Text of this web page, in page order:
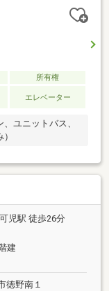
所有権
エレベーター
ユニットバス、
児駅 徒歩26分
建
徳野南１